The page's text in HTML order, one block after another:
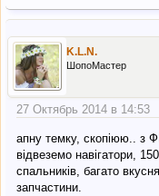
K.L.N.
ШопоМастер
27 Октябрь 2014 в 14:53
апну темку, скопіюю.. з
відвеземо навігатори,
спальників, багато
запчастини.